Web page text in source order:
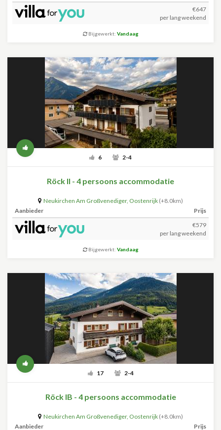
€647
per lang weekend
Bijgewerkt: Vandaag
6 2-4
Röck II - 4 persoons accommodatie
Neukirchen Am Großvenediger, Oostenrijk (+8.0km)
Aanbieder
Prijs
€579
per lang weekend
Bijgewerkt: Vandaag
17 2-4
Röck IB - 4 persoons accommodatie
Neukirchen Am Großvenediger, Oostenrijk (+8.0km)
Aanbieder
Prijs